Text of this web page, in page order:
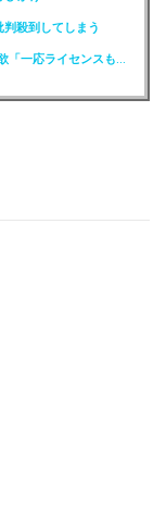
殺到してしまう